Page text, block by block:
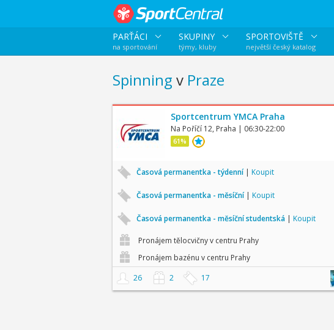
PARŤÁCI
na sportování
SKUPINY
týmy, kluby
SPORTOVIŠTĚ
největší český katalog
Spinning v Praze
Sportcentrum YMCA Praha
Na Poříčí 12, Praha | 06:30-22:00
61%
Časová permanentka - týdenní | Koupit
Časová permanentka - měsíční | Koupit
Časová permanentka - měsíční studentská | Koupit
Pronájem tělocvičny v centru Prahy
Pronájem bazénu v centru Prahy
26
2 17